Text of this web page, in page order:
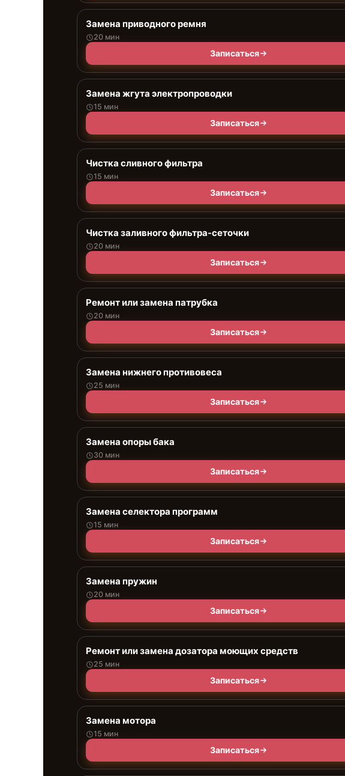
Замена приводного ремня
20 мин
Записаться
Замена жгута электропроводки
15 мин
Записаться
Чистка сливного фильтра
15 мин
Записаться
Чистка заливного фильтра-сеточки
20 мин
Записаться
Ремонт или замена патрубка
20 мин
Записаться
Замена нижнего противовеса
25 мин
Записаться
Замена опоры бака
30 мин
Записаться
Замена селектора программ
15 мин
Записаться
Замена пружин
20 мин
Записаться
Ремонт или замена дозатора моющих средств
25 мин
Записаться
Замена мотора
15 мин
Записаться